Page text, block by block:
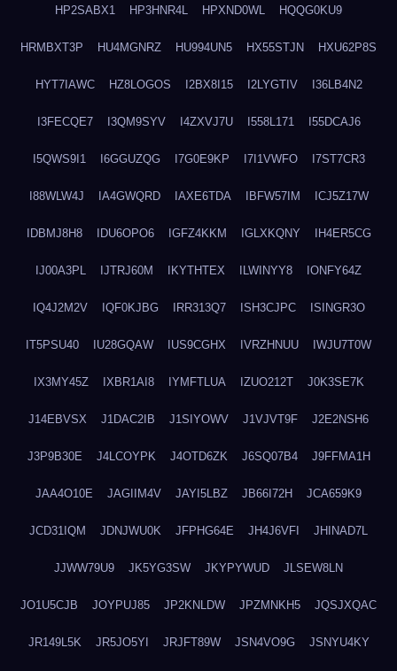
HP2SABX1 HP3HNR4L HPXND0WL HQQG0KU9
HRMBXT3P HU4MGNRZ HU994UN5 HX55STJN HXU62P8S
HYT7IAWC HZ8LOGOS I2BX8I15 I2LYGTIV I36LB4N2
I3FECQE7 I3QM9SYV I4ZXVJ7U I558L171 I55DCAJ6
I5QWS9I1 I6GGUZQG I7G0E9KP I7I1VWFO I7ST7CR3
I88WLW4J IA4GWQRD IAXE6TDA IBFW57IM ICJ5Z17W
IDBMJ8H8 IDU6OPO6 IGFZ4KKM IGLXKQNY IH4ER5CG
IJ00A3PL IJTRJ60M IKYTHTEX ILWINYY8 IONFY64Z
IQ4J2M2V IQF0KJBG IRR313Q7 ISH3CJPC ISINGR3O
IT5PSU40 IU28GQAW IUS9CGHX IVRZHNUU IWJU7T0W
IX3MY45Z IXBR1AI8 IYMFTLUA IZUO212T J0K3SE7K
J14EBVSX J1DAC2IB J1SIYOWV J1VJVT9F J2E2NSH6
J3P9B30E J4LCOYPK J4OTD6ZK J6SQ07B4 J9FFMA1H
JAA4O10E JAGIIM4V JAYI5LBZ JB66I72H JCA659K9
JCD31IQM JDNJWU0K JFPHG64E JH4J6VFI JHINAD7L
JJWW79U9 JK5YG3SW JKYPYWUD JLSEW8LN
JO1U5CJB JOYPUJ85 JP2KNLDW JPZMNKH5 JQSJXQAC
JR149L5K JR5JO5YI JRJFT89W JSN4VO9G JSNYU4KY